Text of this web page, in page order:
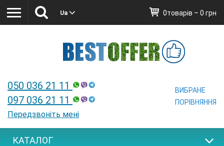
Ua
050 036 21 11
097 036 21 11
Передзвоніть мені
0товарів – 0 грн
ВИБРАНЕ
ПОРІВНЯННЯ
КАТАЛОГ